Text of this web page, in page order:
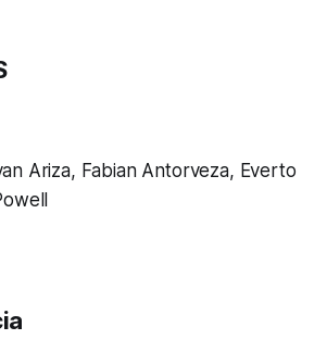
Ariza, Fabian Antorveza, Everto